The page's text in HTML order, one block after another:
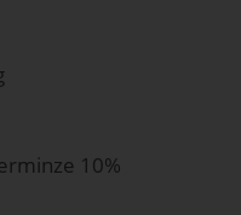
10%